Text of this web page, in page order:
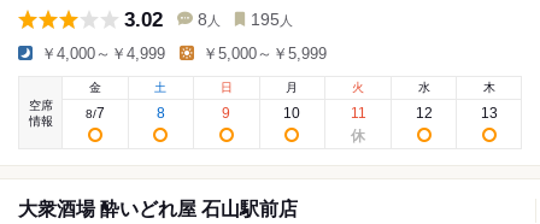
3.02 8 人 195 人
￥4,000～￥4,999 ￥5,000～￥5,999
空席
情報
金
8/7
土
8
日
9
月
10
火
11
水
12
木
13
大衆酒場 酔いどれ屋 石山駅前店